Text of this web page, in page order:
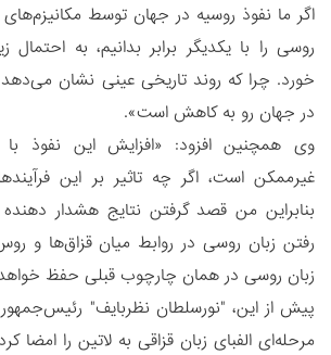
اگر ما نفوذ روسیه در جهان توسط
روسی را با یکدیگر برابر بدانیم، به
خورد. چرا که روند تاریخی عینی نشان
در جهان رو به کاهش است».
وی همچنین افزود: «افزایش این نفوذ
غیرممکن است، اگر چه تاثیر بر این
بنابراین من قصد گرفتن نتایج هشدار
رفتن زبان روسی در روابط میان قزاق‌ها و
زبان روسی در همان چارچوب قبلی حفظ
پیش از این، "نورسلطان نظربایف"
مرحله‌ای الفبای زبان قزاقی به لاتین را امضا